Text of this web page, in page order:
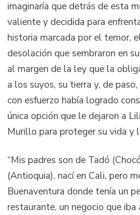
imaginaría que detrás de esta
valiente y decidida para
historia marcada por el temor,
desolación que sembraron en
al margen de la ley que la
a los suyos, su tierra y, de
con esfuerzo había logrado
única opción que le dejaron a
Murillo para proteger su vida y
“Mis padres son de Tadó
(Antioquia), nací en Cali, pero
Buenaventura donde tenía un
restaurante, un negocio que